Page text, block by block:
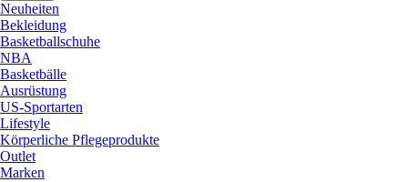
Neuheiten
Bekleidung
Basketballschuhe
NBA
Basketbälle
Ausrüstung
US-Sportarten
Lifestyle
Körperliche Pflegeprodukte
Outlet
Marken